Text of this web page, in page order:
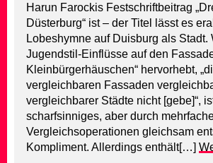
Harun Farockis Festschriftbeitrag
Düsterburg“ ist – der Titel lässt es
Lobeshymne auf Duisburg als Stadt.
Jugendstil-Einflüsse auf den
Kleinbürgerhäuschen“ hervorhebt,
vergleichbaren Fassaden
vergleichbarer Städte nicht [gebe]“,
scharfsinniges, aber durch
Vergleichsoperationen gleichsam
Kompliment. Allerdings enthält[…]